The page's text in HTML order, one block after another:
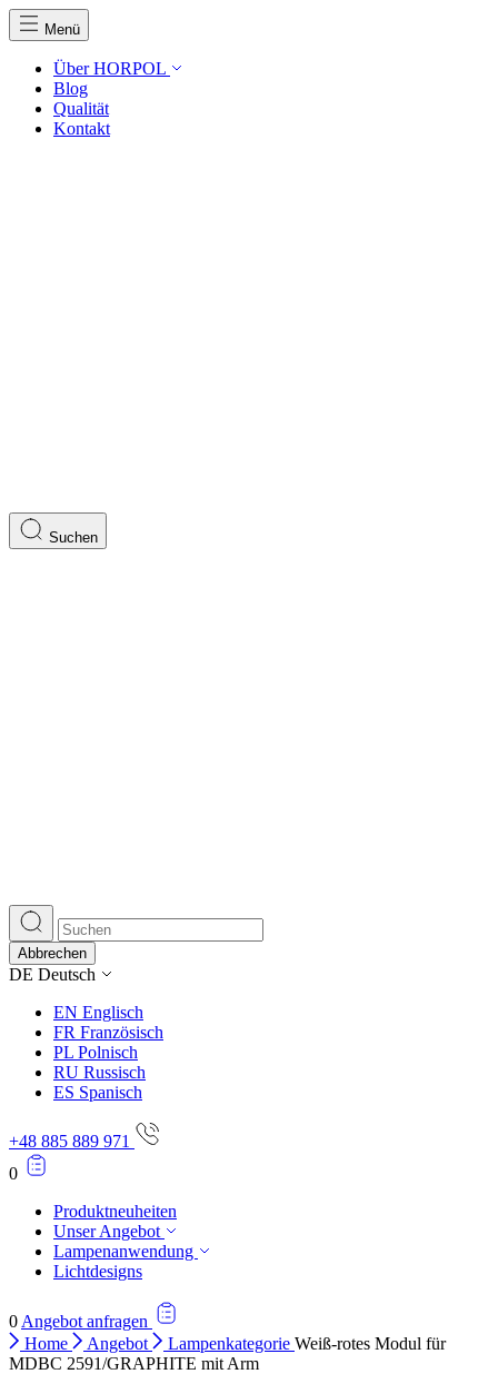
Menü
Über HORPOL
Blog
Qualität
Kontakt
Suchen
Abbrechen
DE Deutsch
EN Englisch
FR Französisch
PL Polnisch
RU Russisch
ES Spanisch
+48 885 889 971
0
Produktneuheiten
Unser Angebot
Lampenanwendung
Lichtdesigns
0 Angebot anfragen
Home
Angebot Lampenkategorie Weiß-rotes Modul für
MDBC 2591/GRAPHITE mit Arm